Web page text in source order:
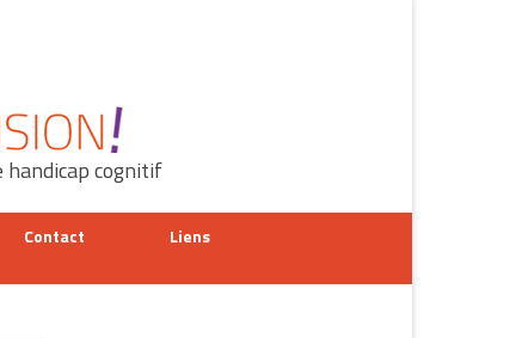
handicap cognitif
Contact Liens